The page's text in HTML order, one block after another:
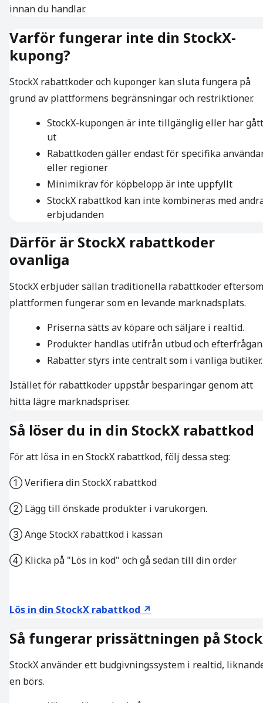
innan du handlar.
Varför fungerar inte din StockX-
kupong?
StockX rabattkoder och kuponger kan sluta fungera på
grund av plattformens begränsningar och restriktioner.
StockX-kupongen är inte tillgänglig eller har gått
ut
Rabattkoden gäller endast för specifika
eller regioner
Minimikrav för köpbelopp är inte uppfyllt
StockX rabattkod kan inte kombineras med
erbjudanden
Därför är StockX rabattkoder
ovanliga
StockX erbjuder sällan traditionella rabattkoder eftersom
plattformen fungerar som en levande marknadsplats.
Priserna sätts av köpare och säljare i realtid.
Produkter handlas utifrån utbud och
Rabatter styrs inte centralt som i vanliga butiker.
Istället för rabattkoder uppstår besparingar genom att
hitta lägre marknadspriser.
Så löser du in din StockX rabattkod
För att lösa in en StockX rabattkod, följ dessa steg:
① Verifiera din StockX rabattkod
② Lägg till önskade produkter i varukorgen.
③ Ange StockX rabattkod i kassan
④ Klicka på "Lös in kod" och gå sedan till din order
Lös in din StockX rabattkod ↗
Så fungerar prissättningen på
StockX använder ett budgivningssystem i realtid,
en börs.